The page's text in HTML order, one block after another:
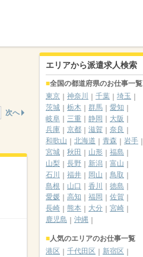
次へ
エリアから派遣求人検索
全国の都道府県のお仕事一覧
東京
神奈川 千葉
埼玉
茨城
栃木 群馬
愛知
岐阜
三重 静岡
大阪
兵庫
京都 滋賀
奈良
和歌山
北海道 青森
岩手
宮城
秋田 山形
福島
山梨
長野 新潟
富山
石川
福井 岡山
鳥取
島根
山口 香川
徳島
愛媛
高知 福岡
佐賀
長崎
熊本 大分
宮崎
鹿児島
沖縄
人気のエリアのお仕事一覧
港区
千代田区
新宿区